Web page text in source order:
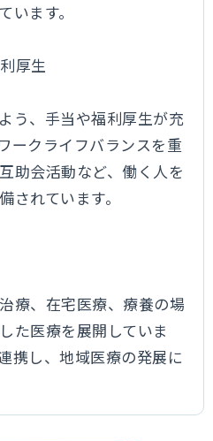
います。
厚生
う、手当や福利厚生が充
ークライフバランスを重
助会活動など、働く人を
されています。
療、在宅医療、療養の場
た医療を展開していま
携し、地域医療の発展に